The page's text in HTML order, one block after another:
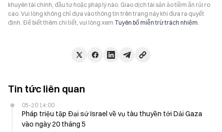
khuyên tài chính, đầu tư hoặc pháp lý nào. Giao dịch tài sản ảo tiềm ẩn rủi ro
cao. Vui lòng không chỉ dựa vào thông tin trên trang này khi đưa ra quyết
định. Để biết thêm chi tiết, vui lòng xem Tuyên bố miễn trừ trách nhiệm.
Tin tức liên quan
05-20 14:00
Pháp triệu tập Đại sứ Israel về vụ tàu thuyền tới Dải Gaza
vào ngày 20 tháng 5